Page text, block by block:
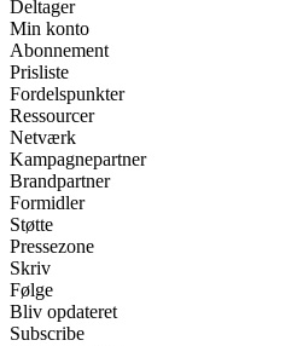
Deltager
Min konto
Abonnement
Prisliste
Fordelspunkter
Ressourcer
Netværk
Kampagnepartner
Brandpartner
Formidler
Støtte
Pressezone
Skriv
Følge
Bliv opdateret
Subscribe